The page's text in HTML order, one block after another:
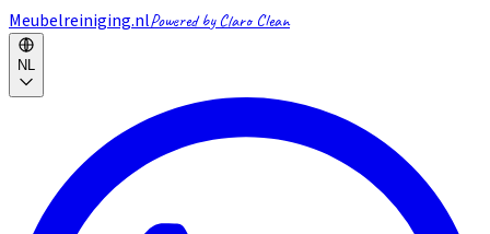
Meubelreiniging.nlPowered by Claro Clean
NL